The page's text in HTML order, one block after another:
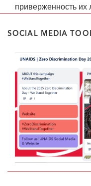
приверженность их
SOCIAL MEDIA